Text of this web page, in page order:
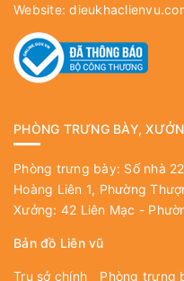
Website:
PHÒNG TRƯNG BÀY,
Phòng trưng bày: Số nhà
Hoàng Liên 1, Phường
Xưởng: 42 Liên Mạc -
Bản đồ Liên vũ
Trụ sở chính Phòng trưng